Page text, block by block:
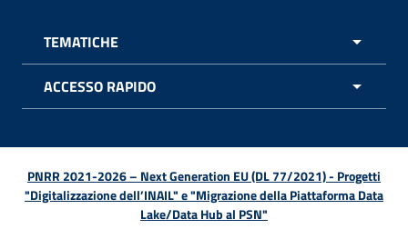
TEMATICHE
ACCESSO RAPIDO
PNRR 2021-2026 – Next Generation EU (DL 77/2021) - Progetti
"Digitalizzazione dell’INAIL" e "Migrazione della Piattaforma Data
Lake/Data Hub al PSN"